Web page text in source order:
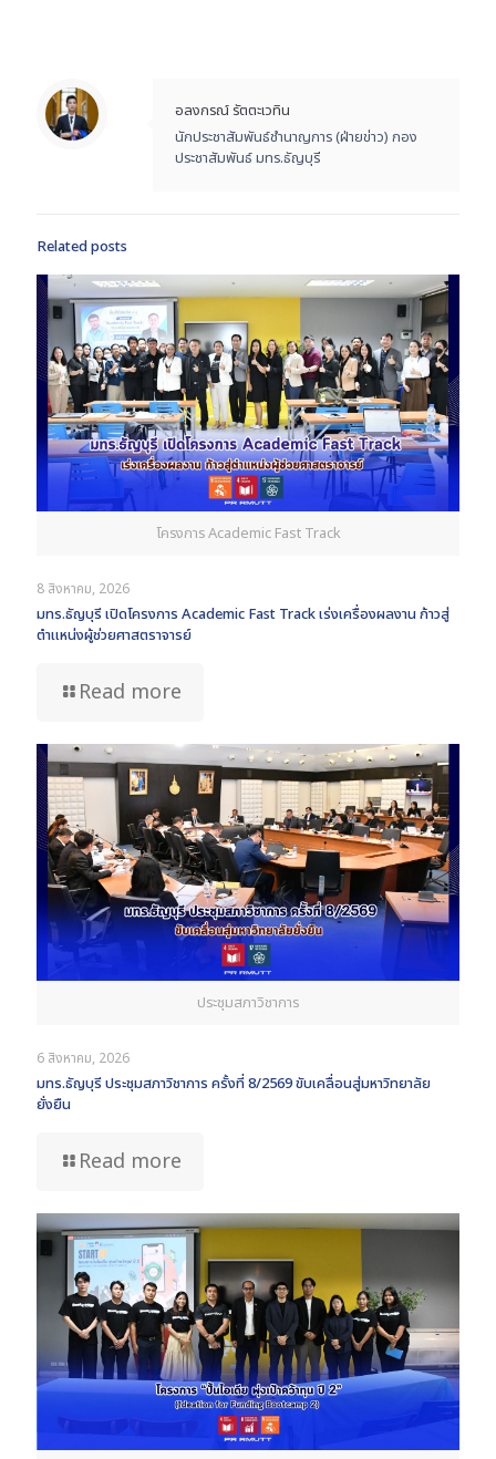
อลงกรณ์ รัตตะเวทิน
นักประชาสัมพันธ์ชำนาญการ (ฝ่ายข่าว) กอง
ประชาสัมพันธ์ มทร.ธัญบุรี
Related posts
โครงการ Academic Fast Track
8 สิงหาคม, 2026
มทร.ธัญบุรี เปิดโครงการ Academic Fast Track เร่งเครื่องผลงาน ก้าวสู่
ตำแหน่งผู้ช่วยศาสตราจารย์
Read more
ประชุมสภาวิชาการ
6 สิงหาคม, 2026
มทร.ธัญบุรี ประชุมสภาวิชาการ ครั้งที่ 8/2569 ขับเคลื่อนสู่มหาวิทยาลัย
ยั่งยืน
Read more